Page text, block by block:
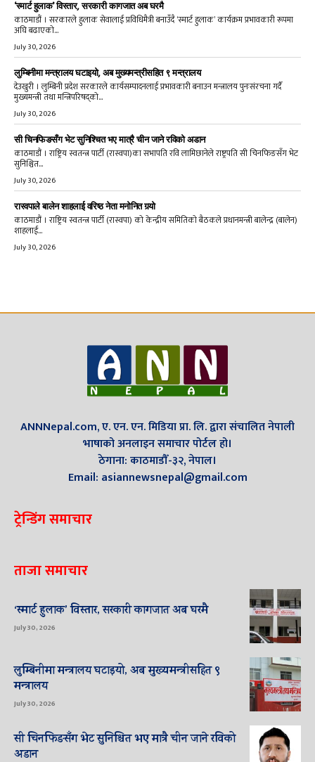
‘स्मार्ट हुलाक’ विस्तार, सरकारी कागजात अब घरमै
काठमाडौं । सरकारले हुलाक सेवालाई प्रविधिमैत्री बनाउँदै ‘स्मार्ट हुलाक’ कार्यक्रम प्रभावकारी रूपमा
अघि बढाएको...
July 30, 2026
लुम्बिनीमा मन्त्रालय घटाइयो, अब मुख्यमन्त्रीसहित ९ मन्त्रालय
देउखुरी । लुम्बिनी प्रदेश सरकारले कार्यसम्पादनलाई प्रभावकारी बनाउन मन्त्रालय पुनःसंरचना गर्दै
मुख्यमन्त्री तथा मन्त्रिपरिषद्को...
July 30, 2026
सी चिनफिङसँग भेट सुनिश्चित भए मात्रै चीन जाने रविको अडान
काठमाडौं । राष्ट्रिय स्वतन्त्र पार्टी (रास्वपा)का सभापति रवि लामिछानेले राष्ट्रपति सी चिनफिङसँग भेट
सुनिश्चित...
July 30, 2026
रास्वपाले बालेन शाहलाई वरिष्ठ नेता मनोनित गर्‍यो
काठमाडौं । राष्ट्रिय स्वतन्त्र पार्टी (रास्वपा) को केन्द्रीय समितिको बैठकले प्रधानमन्त्री बालेन्द्र (बालेन)
शाहलाई...
July 30, 2026
ANNNepal.com, ए. एन. एन. मिडिया प्रा. लि. द्वारा संचालित नेपाली
भाषाको अनलाइन समाचार पोर्टल हो।
ठेगाना: काठमाडौँ-३२, नेपाल।
Email: asiannewsnepal@gmail.com
ट्रेन्डिंग समाचार
ताजा समाचार
‘स्मार्ट हुलाक’ विस्तार, सरकारी कागजात अब घरमै
July 30, 2026
लुम्बिनीमा मन्त्रालय घटाइयो, अब मुख्यमन्त्रीसहित ९
मन्त्रालय
July 30, 2026
सी चिनफिङसँग भेट सुनिश्चित भए मात्रै चीन जाने रविको
अडान